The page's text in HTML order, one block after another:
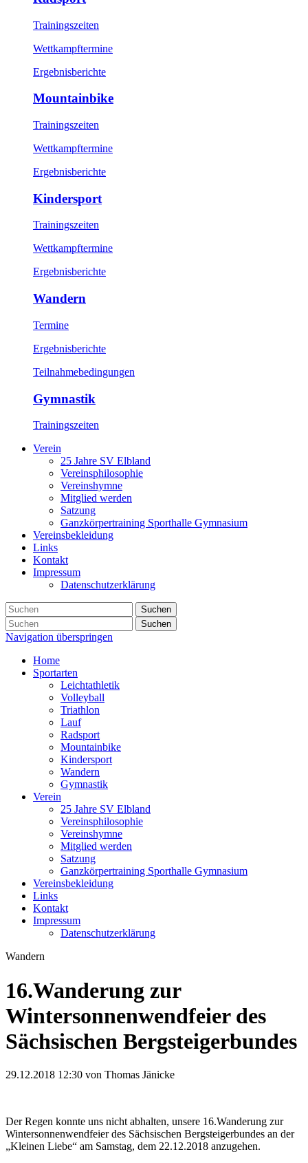
Trainingszeiten
Wettkampftermine
Ergebnisberichte
Mountainbike
Trainingszeiten
Wettkampftermine
Ergebnisberichte
Kindersport
Trainingszeiten
Wettkampftermine
Ergebnisberichte
Wandern
Termine
Ergebnisberichte
Teilnahmebedingungen
Gymnastik
Trainingszeiten
Verein
25 Jahre SV Elbland
Vereinsphilosophie
Vereinshymne
Mitglied werden
Satzung
Ganzkörpertraining Sporthalle Gymnasium
Vereinsbekleidung
Links
Kontakt
Impressum
Datenschutzerklärung
Suchen
Suchen
Navigation überspringen
Home
Sportarten
Leichtathletik
Volleyball
Triathlon
Lauf
Radsport
Mountainbike
Kindersport
Wandern
Gymnastik
Verein
25 Jahre SV Elbland
Vereinsphilosophie
Vereinshymne
Mitglied werden
Satzung
Ganzkörpertraining Sporthalle Gymnasium
Vereinsbekleidung
Links
Kontakt
Impressum
Datenschutzerklärung
Wandern
16.Wanderung zur
Wintersonnenwendfeier des
Sächsischen Bergsteigerbundes
29.12.2018 12:30 von Thomas Jänicke
Der Regen konnte uns nicht abhalten, unsere 16.Wanderung zur
Wintersonnenwendfeier des Sächsischen Bergsteigerbundes an der
„Kleinen Liebe“ am Samstag, dem 22.12.2018 anzugehen.